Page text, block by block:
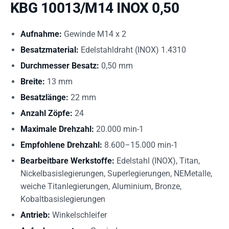
KBG 10013/M14 INOX 0,50
Aufnahme: Gewinde M14 x 2
Besatzmaterial: Edelstahldraht (INOX) 1.4310
Durchmesser Besatz: 0,50 mm
Breite: 13 mm
Besatzlänge: 22 mm
Anzahl Zöpfe: 24
Maximale Drehzahl: 20.000 min-1
Empfohlene Drehzahl: 8.600–15.000 min-1
Bearbeitbare Werkstoffe: Edelstahl (INOX), Titan,
Nickelbasislegierungen, Superlegierungen, NEMetalle,
weiche Titanlegierungen, Aluminium, Bronze,
Kobaltbasislegierungen
Antrieb: Winkelschleifer